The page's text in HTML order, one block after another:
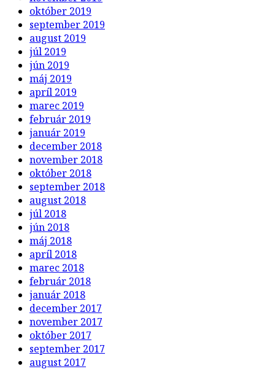
október 2019
september 2019
august 2019
júl 2019
jún 2019
máj 2019
apríl 2019
marec 2019
február 2019
január 2019
december 2018
november 2018
október 2018
september 2018
august 2018
júl 2018
jún 2018
máj 2018
apríl 2018
marec 2018
február 2018
január 2018
december 2017
november 2017
október 2017
september 2017
august 2017